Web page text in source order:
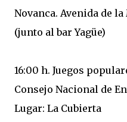
Novanca. Avenida de
(junto al bar Yagüe)
16:00 h. Juegos
Consejo Nacional de
Lugar: La Cubierta